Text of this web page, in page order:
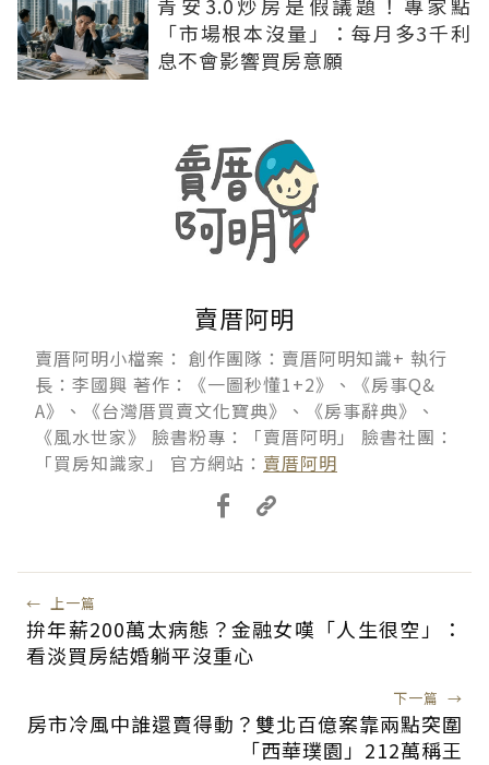
「市場根本沒量」：每月多3千利
息不會影響買房意願
賣厝阿明
賣厝阿明小檔案： 創作團隊：賣厝阿明知識+ 執行
長：李國興 著作：《一圖秒懂1+2》、《房事Q&
A》、《台灣厝買賣文化寶典》、《房事辭典》、
《風水世家》 臉書粉專：「賣厝阿明」 臉書社團：
「買房知識家」 官方網站： 賣厝阿明
← 上一篇
拚年薪200萬太病態？金融女嘆「人生很空」：
看淡買房結婚躺平沒重心
下一篇 →
房市冷風中誰還賣得動？雙北百億案靠兩點突圍
「西華璞園」212萬稱王